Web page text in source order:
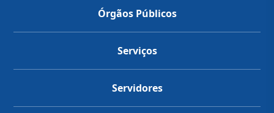
Órgãos Públicos
Serviços
Servidores